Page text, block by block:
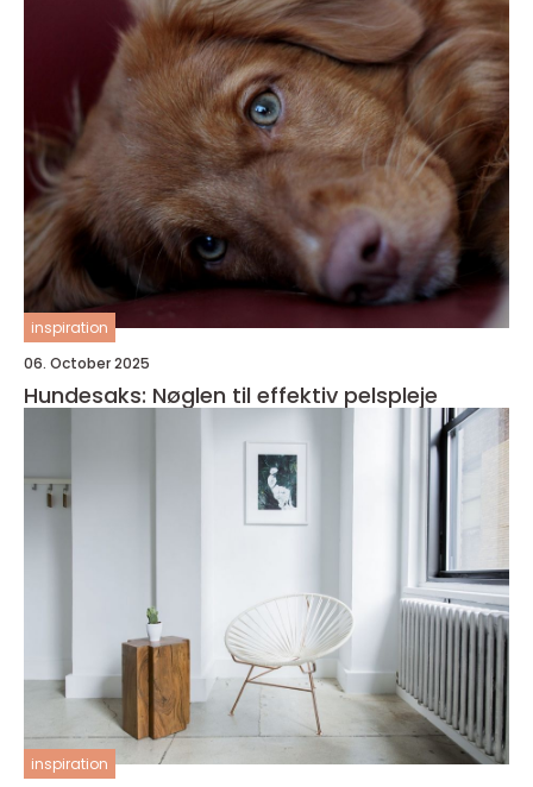
inspiration
06. October 2025
Hundesaks: Nøglen til effektiv pelspleje
inspiration